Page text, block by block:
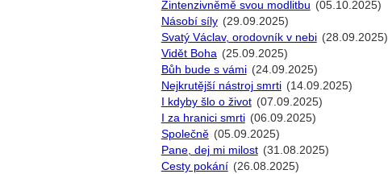
Zintenzivněmě svou modlitbu (05.10.2025)
Násobí síly (29.09.2025)
Svatý Václav, orodovník v nebi (28.09.2025)
Vidět Boha (25.09.2025)
Bůh bude s vámi (24.09.2025)
Nejkrutější nástroj smrti (14.09.2025)
I kdyby šlo o život (07.09.2025)
I za hranici smrti (06.09.2025)
Společně (05.09.2025)
Pane, dej mi milost (31.08.2025)
Cesty pokání (26.08.2025)